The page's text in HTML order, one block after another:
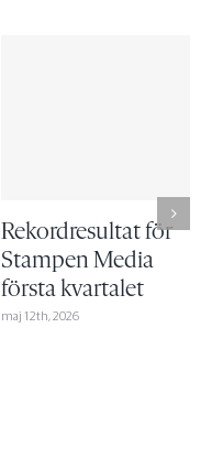
Rekordresultat för
Stampen Media
första kvartalet
maj 12th, 2026